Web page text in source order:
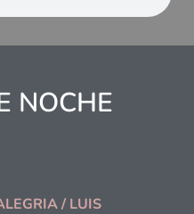
NOCHE
/ LUIS